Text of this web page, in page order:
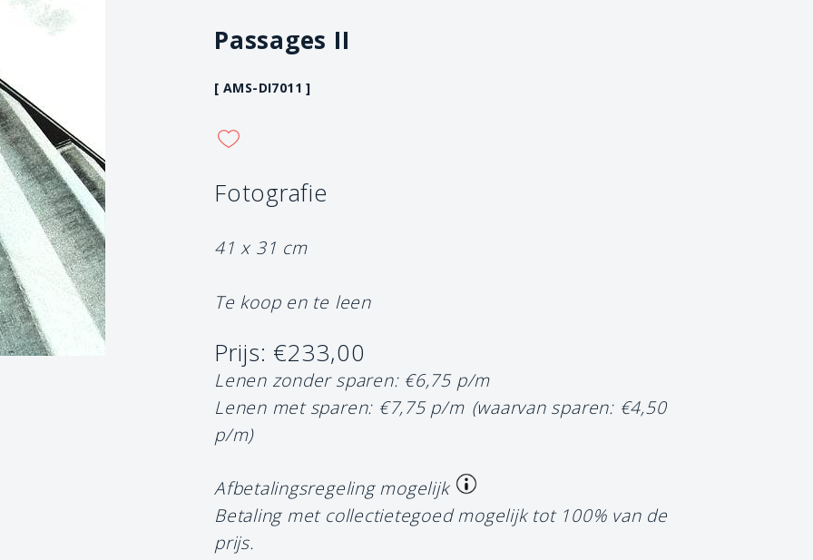
Passages II
[ AMS-DI7011 ]
Fotografie
41 x 31 cm
Te koop en te leen
Prijs: €233,00
Lenen zonder sparen: €6,75 p/m
Lenen met sparen: €7,75 p/m (waarvan sparen: €4,50
p/m)
Afbetalingsregeling mogelijk
Betaling met collectietegoed mogelijk tot 100% van de
prijs.